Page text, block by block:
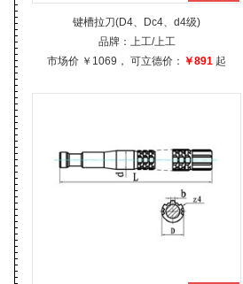
键槽拉刀(D4、Dc4、d4级)
品牌： 上工/上工
市场价 ￥1069 ， 可立德价： ￥891 起